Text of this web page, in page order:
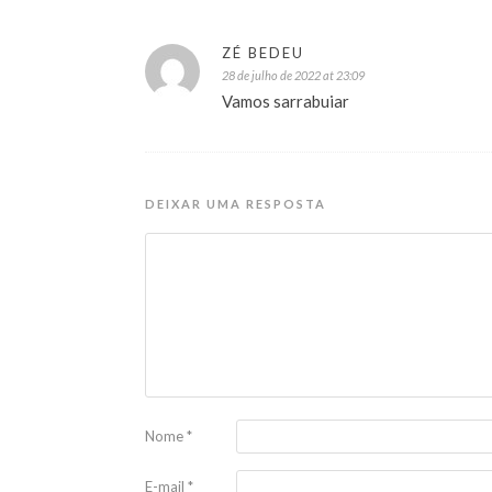
ZÉ BEDEU
28 de julho de 2022 at 23:09
Vamos sarrabuiar
DEIXAR UMA RESPOSTA
Nome*
E-mail *